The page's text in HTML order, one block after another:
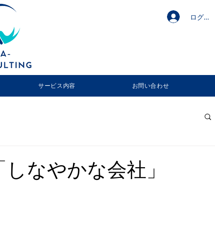
ログイン
サービス内容 お問い合わせ
なやかな会社」